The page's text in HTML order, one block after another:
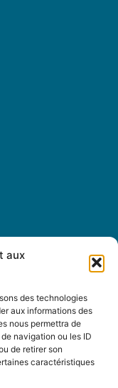
aux
des technologies
aux informations des
nous permettra de
navigation ou les ID
de retirer son
caractéristiques